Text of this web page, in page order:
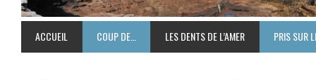
ACCUEIL COUP DE… LES DENTS DE L’AMER PRIS SUR